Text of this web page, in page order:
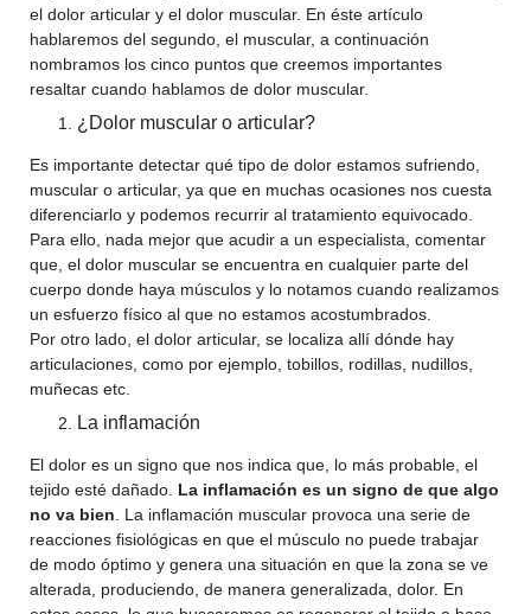
el dolor articular y el dolor muscular. En éste artículo
hablaremos del segundo, el muscular, a continuación
nombramos los cinco puntos que creemos importantes
resaltar cuando hablamos de dolor muscular.
¿Dolor muscular o articular?
Es importante detectar qué tipo de dolor estamos sufriendo,
muscular o articular, ya que en muchas ocasiones nos cuesta
diferenciarlo y podemos recurrir al tratamiento equivocado.
Para ello, nada mejor que acudir a un especialista, comentar
que, el dolor muscular se encuentra en cualquier parte del
cuerpo donde haya músculos y lo notamos cuando realizamos
un esfuerzo físico al que no estamos acostumbrados.
Por otro lado, el dolor articular, se localiza allí dónde hay
articulaciones, como por ejemplo, tobillos, rodillas, nudillos,
muñecas etc.
La inflamación
El dolor es un signo que nos indica que, lo más probable, el
tejido esté dañado. La inflamación es un signo de que algo
no va bien . La inflamación muscular provoca una serie de
reacciones fisiológicas en que el músculo no puede trabajar
de modo óptimo y genera una situación en que la zona se ve
alterada, produciendo, de manera generalizada, dolor. En